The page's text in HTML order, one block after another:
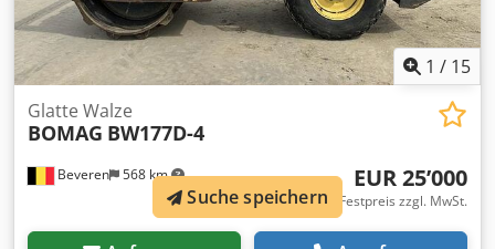
1 / 15
Beveren 568 km
Glatte Walze
BOMAG BW177D-4
EUR 25’000
Festpreis zzgl. MwSt.
Suche speichern